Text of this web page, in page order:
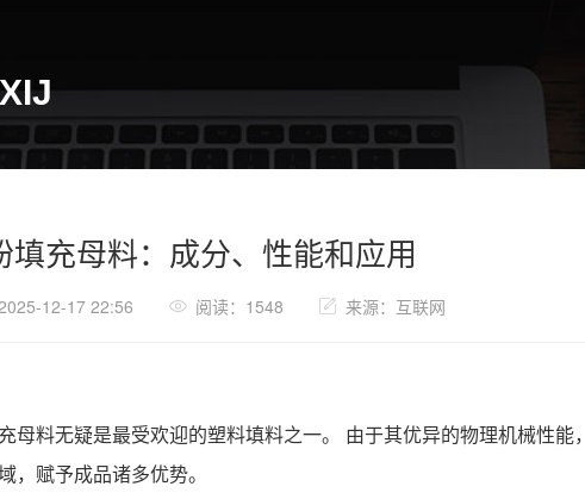
填充母料：成分、性能和应用
12-17 22:56 阅读：1548 来源：互联网
母料无疑是最受欢迎的塑料填料之一。 由于其优异的物理机械性
，赋予成品诸多优势。